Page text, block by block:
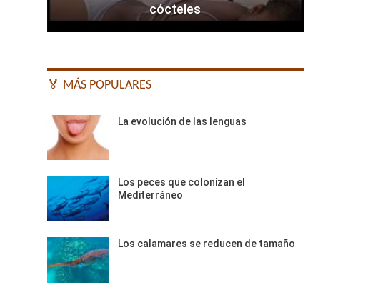
cócteles
🏅 MÁS POPULARES
La evolución de las lenguas
Los peces que colonizan el
Mediterráneo
Los calamares se reducen de tamaño